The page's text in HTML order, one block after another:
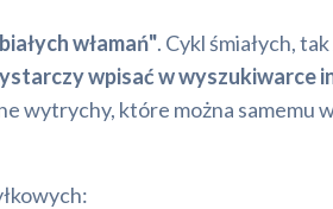
włamań". Cykl śmiałych,
wpisać w wyszukiwarce
wytrychy, które można samemu